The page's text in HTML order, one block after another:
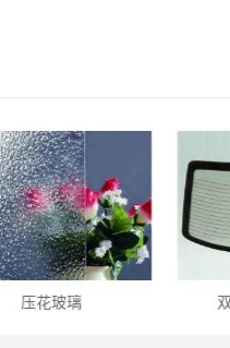
压花玻璃